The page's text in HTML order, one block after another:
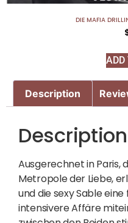
DIE MAFIA
ADD
Description
Description
Ausgerechnet in Paris,
Metropole der Liebe,
und die sexy Sable
intensivere Affäre